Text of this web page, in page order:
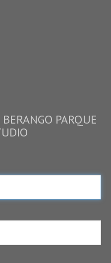
PARQUE